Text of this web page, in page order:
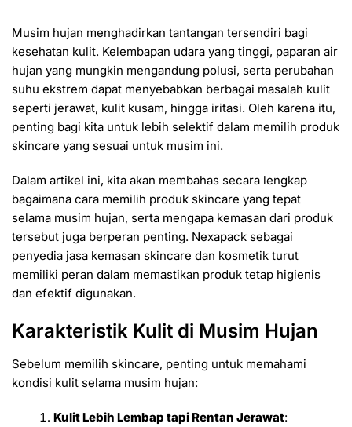
Musim hujan menghadirkan tantangan tersendiri bagi
kesehatan kulit. Kelembapan udara yang tinggi, paparan air
hujan yang mungkin mengandung polusi, serta perubahan
suhu ekstrem dapat menyebabkan berbagai masalah kulit
seperti jerawat, kulit kusam, hingga iritasi. Oleh karena itu,
penting bagi kita untuk lebih selektif dalam memilih produk
skincare yang sesuai untuk musim ini.
Dalam artikel ini, kita akan membahas secara lengkap
bagaimana cara memilih produk skincare yang tepat
selama musim hujan, serta mengapa kemasan dari produk
tersebut juga berperan penting. Nexapack sebagai
penyedia jasa kemasan skincare dan kosmetik turut
memiliki peran dalam memastikan produk tetap higienis
dan efektif digunakan.
Karakteristik Kulit di Musim Hujan
Sebelum memilih skincare, penting untuk memahami
kondisi kulit selama musim hujan:
Kulit Lebih Lembap tapi Rentan Jerawat: